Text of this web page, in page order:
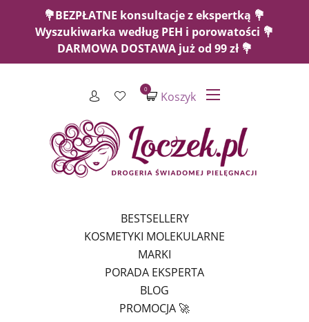
💐BEZPŁATNE konsultacje z ekspertką 💐
Wyszukiwarka według PEH i porowatości 💐
DARMOWA DOSTAWA już od 99 zł 💐
Koszyk
0
BESTSELLERY
KOSMETYKI MOLEKULARNE
MARKI
PORADA EKSPERTA
BLOG
PROMOCJA 🚀